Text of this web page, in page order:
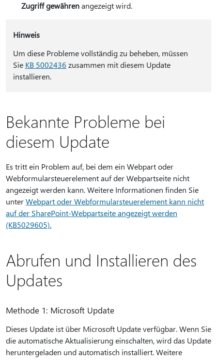
Zugriff gewährenangezeigt wird.
Hinweis
Um diese Probleme vollständig zu beheben, müssen
Sie KB 5002436 zusammen mit diesem Update
installieren.
Bekannte Probleme bei
diesem Update
Es tritt ein Problem auf, bei dem ein Webpart oder
Webformularsteuerelement auf der Webpartseite nicht
angezeigt werden kann. Weitere Informationen finden Sie
unterWebpart oder Webformularsteuerelement kann nicht
auf der SharePoint-Webpartseite angezeigt werden
(KB5029605).
Abrufen und Installieren des
Updates
Methode 1: Microsoft Update
Dieses Update ist über Microsoft Update verfügbar. Wenn Sie
die automatische Aktualisierung einschalten, wird das Update
heruntergeladen und automatisch installiert. Weitere